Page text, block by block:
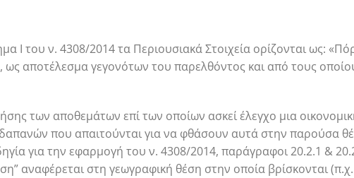
Ι του ν. 4308/2014 τα Περιουσιακά Στοιχεία ορίζονται ως:
ως αποτέλεσμα γεγονότων του παρελθόντος και από τους
των αποθεμάτων επί των οποίων ασκεί έλεγχο μια
που απαιτούνται για να φθάσουν αυτά στην παρούσα
για την εφαρμογή του ν. 4308/2014, παράγραφοι 20.2.1 &
αναφέρεται στη γεωγραφική θέση στην οποία βρίσκονται